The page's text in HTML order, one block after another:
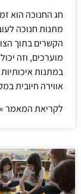
חג החנוכה הוא
מתנות חנוכה
הקשרים בתוך
מוערכים, וזה
במתנות
אווירה חיובית
לקריאת המאמר »